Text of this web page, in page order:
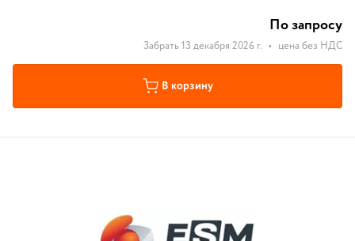
По запросу
Забрать 13 декабря 2026 г. • цена без НДС
В корзину